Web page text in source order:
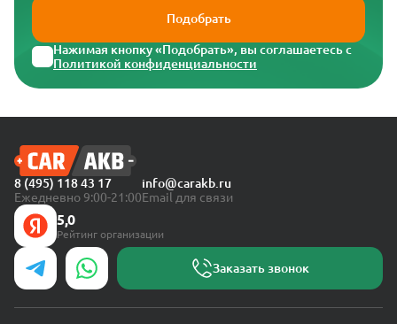
Подобрать
Нажимая кнопку «Подобрать», вы соглашаетесь с
Политикой конфиденциальности
8 (495) 118 43 17
Ежедневно 9:00-21:00
info@carakb.ru
Email для связи
5,0
Рейтинг организации
Заказать звонок